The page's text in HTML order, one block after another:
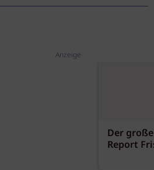
Anzeige
Der
Report